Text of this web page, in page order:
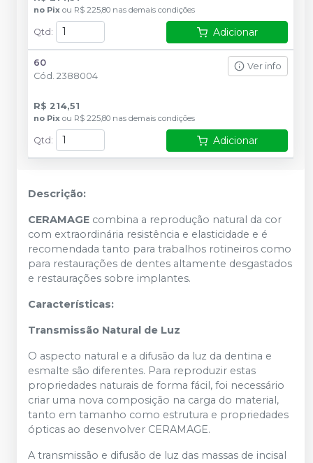
no Pix ou R$ 225,80 nas demais condições
Qtd : Adicionar
60
Cód. 2388004
Ver info
R$ 214,51
no Pix ou R$ 225,80 nas demais condições
Qtd : Adicionar
Descrição:
CERAMAGE combina a reprodução natural da cor
com extraordinária resistência e elasticidade e é
recomendada tanto para trabalhos rotineiros como
para restaurações de dentes altamente desgastados
e restaurações sobre implantes.
Características:
Transmissão Natural de Luz
O aspecto natural e a difusão da luz da dentina e
esmalte são diferentes. Para reproduzir estas
propriedades naturais de forma fácil, foi necessário
criar uma nova composição na carga do material,
tanto em tamanho como estrutura e propriedades
ópticas ao desenvolver CERAMAGE.
A transmissão e difusão de luz das massas de incisal